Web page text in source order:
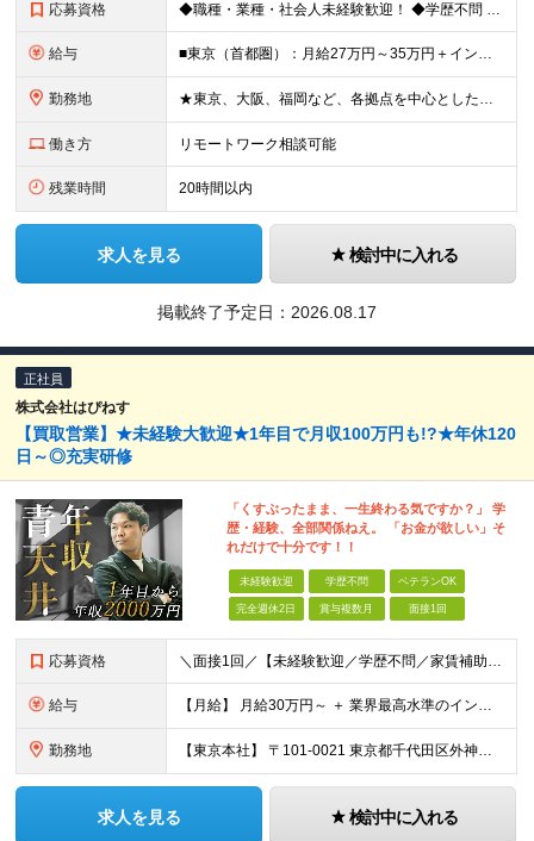
応募資格 ◆職種・業種・社会人未経験歓迎！ ◆学歴不問 ◆34歳以下の方 ※若年層の長期キャリア形成のため ◎メンバーの99％が未経験入社 ◎人柄・ポテンシャル重視採用 ◎早期から活躍したい方大歓迎 経験や
給与 ■東京（首都圏）：月給27万円～35万円＋インセンティブ ■大阪：月給25万円～35万円＋インセンティブ ■その他地方：月給23万円～35万円＋インセンティブ ※上記の額には下記の固定残業代を含みま
勤務地 ★東京、大阪、福岡など、各拠点を中心とした全国採用 ★仙台、名古屋で積極採用中 ★希望に沿わない転勤なし ★U・Iターン歓迎 ■東京本社 東京都渋谷区道玄坂2-25-12 道玄坂通3階3-1a ■
働き方 リモートワーク相談可能
残業時間 20時間以内
求人を見る 検討中に入れる
掲載終了予定日： 2026.08.17
正社員
株式会社はぴねす
【買取営業】★未経験大歓迎★1年目で月収100万円も!?★年休120
日～◎充実研修
「くすぶったまま、一生終わる気ですか？」 学
歴・経験、全部関係ねえ。 「お金が欲しい」そ
れだけで十分です！！
未経験歓迎 学歴不問 ベテランOK
完全週休2日 賞与複数月 面接1回
応募資格 ＼面接1回／【未経験歓迎／学歴不問／家賃補助あり】 社会人デビューや＆収入アップを実現したい方 人柄を重視した採用を行っています。 書類選考は厳格ではなく、面接は基本1回！スピーディに選考を進めてい
給与 【月給】 月給30万円～ ＋ 業界最高水準のインセンティブ ＋ 各種手当 「稼がせたい」という会社の想いから、還元率は粗利の10～28％に設定。 頑張りがそのまま月収に直結する、嘘のない給与体系です
勤務地 【東京本社】 〒101-0021 東京都千代田区外神田5-2-3 ┗最寄駅：御徒町駅／秋葉原駅 ┗受動喫煙対策：屋内禁煙 ■その他：神奈川県、埼玉県、千葉県や全国への出張もあり ※転居を伴う転勤は
求人を見る 検討中に入れる